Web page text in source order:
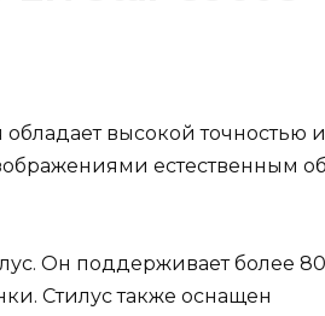
высокой точностью и
естественным
Он поддерживает более
Стилус также оснащен